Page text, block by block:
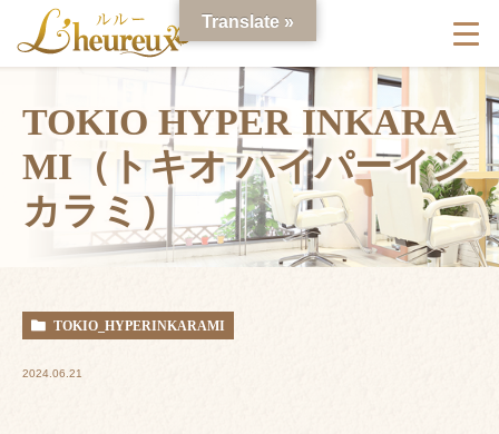
TOKIO HYPER INKARA
MI（トキオ ハイパーイン
カラミ）
TOKIO_HYPERINKARAMI
2024.06.21
Translate »